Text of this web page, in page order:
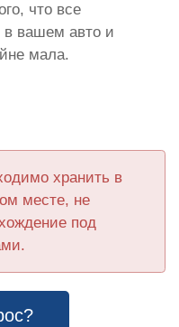
что все
в вашем авто и
мала.
хранить в
месте, не
под